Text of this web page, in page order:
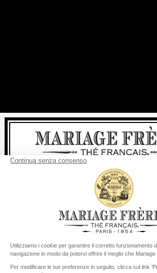
Benvenuti
Per ogni acquisto, laconsegna
da 60 € in Francia Metropolitana
per il resto del mondo
Il suo paese di consegna è definito
Cambiare il paese/la